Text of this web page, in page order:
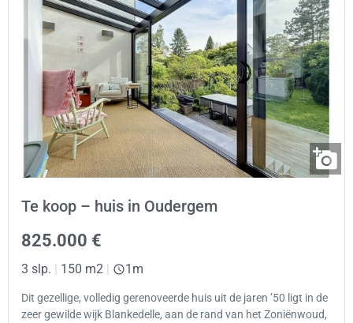
Te koop – huis in Oudergem
825.000 €
3 slp. | 150 m2 | 1m
Dit gezellige, volledig gerenoveerde huis uit de jaren ’50 ligt in de
zeer gewilde wijk Blankedelle, aan de rand van het Zoniënwoud,